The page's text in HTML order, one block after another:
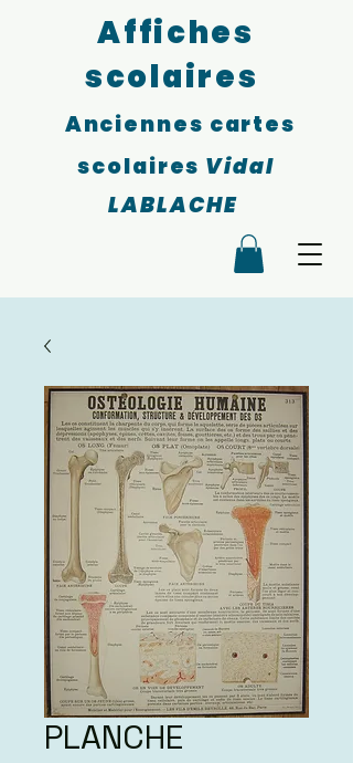
Affiches
scolaires
Anciennes cartes
scolaires Vidal
LABLACHE
PLANCHE